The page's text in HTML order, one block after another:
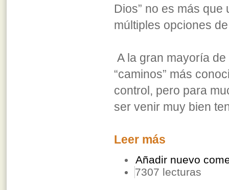
Dios” no es más
múltiples opciones
A la gran mayoría
“caminos” más
control, pero para
ser venir muy bien
Leer más
Añadir nuevo
7307 lecturas